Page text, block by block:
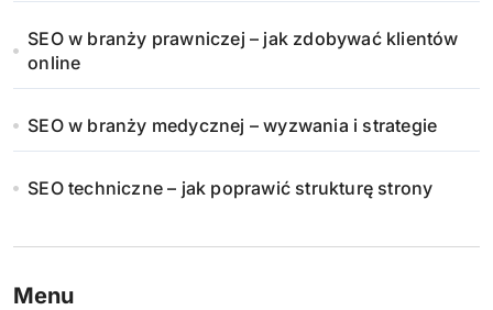
SEO w branży prawniczej – jak zdobywać klientów
online
SEO w branży medycznej – wyzwania i strategie
SEO techniczne – jak poprawić strukturę strony
Menu